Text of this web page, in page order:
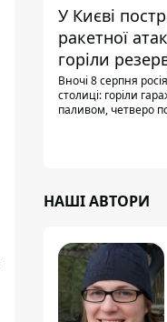
У Києві
ракетної
горіли
паливом
Вночі 8 серпня
столиці: горіли
паливом, четверо
НАШІ АВТОРИ